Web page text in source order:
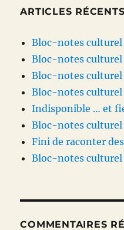
ARTICLES RÉCENTS
Bloc-notes
Bloc-notes culturel
Bloc-notes
Bloc-notes
Indisponible … et
Bloc-notes
Fini de raconter
Bloc-notes culturel
COMMENTAIRES